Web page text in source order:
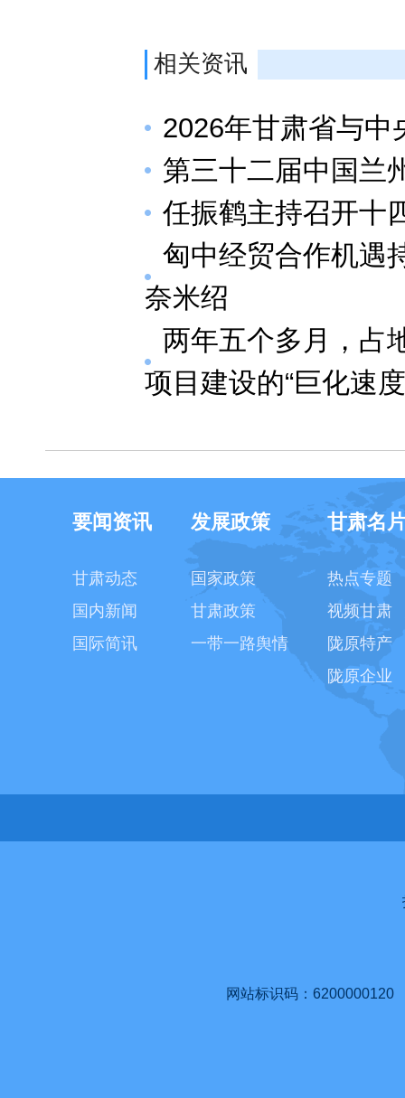
相关资讯
2026年甘肃省与中
第三十二届中国兰
任振鹤主持召开十
匈中经贸合作机遇
奈米绍
两年五个多月，占
项目建设的“巨化速
要闻资讯
甘肃动态
国内新闻
国际简讯
发展政策
国家政策
甘肃政策
一带一路舆情
甘肃名
热点专题
视频甘肃
陇原特产
陇原企业
网站标识码：6200000120